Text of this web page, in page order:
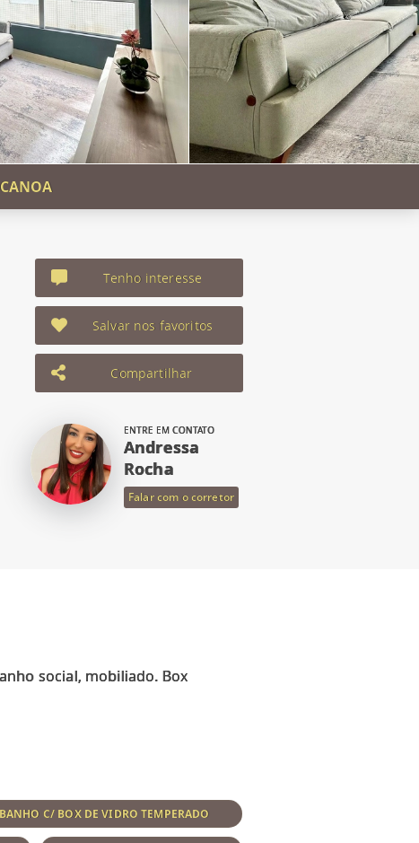
Tenho interesse
Salvar nos favoritos
Compartilhar
ENTRE EM CONTATO
Andressa
Rocha
Falar com o corretor
social, mobiliado. Box
BANHO C/ BOX DE VIDRO TEMPERADO